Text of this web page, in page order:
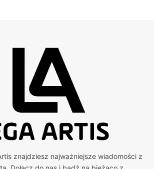
znajdziesz najważniejsze wiadomości z